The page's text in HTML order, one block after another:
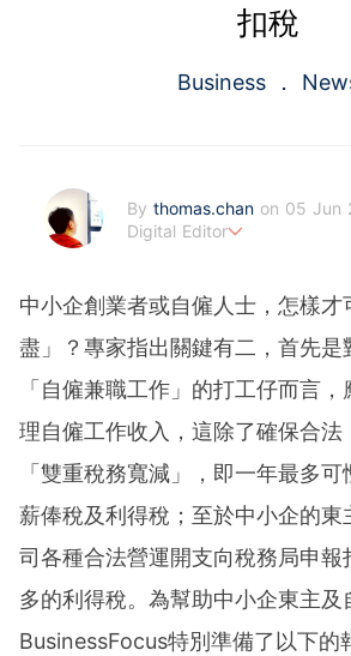
扣稅
Business
By thomas.chan on 05 Jun
Digital Editor
用都有濃厚興趣。期望藉著多年以來的
新的財經新聞頻道上出一分力。
中小企創業者或自僱人士，怎樣才
盡」？專家指出關鍵有二，首先是
「自僱兼職工作」的打工仔而言
理自僱工作收入，這除了確保合法
「雙重稅務寬減」，即一年最多
薪俸稅及利得稅；至於中小企的東
司各種合法營運開支向稅務局申報
多的利得稅。為幫助中小企東主及
BusinessFocus特別準備了以下的